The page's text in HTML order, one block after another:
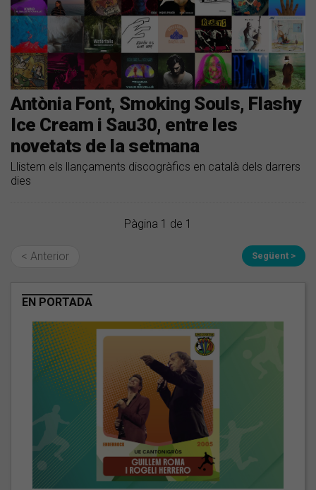
Antònia Font, Smoking Souls, Flashy
Ice Cream i Sau30, entre les
novetats de la setmana
Llistem els llançaments discogràfics en català dels darrers
dies
Pàgina 1 de 1
< Anterior Següent >
EN PORTADA